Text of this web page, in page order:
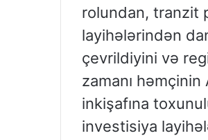
rolundan, tranzit
layihələrindən
çevrildiyini və
zamanı
inkişafına
investisiya